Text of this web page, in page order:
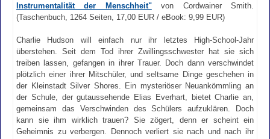
Instrumentalität der Menschheit"von Cordwainer Smith.
(Taschenbuch, 1264 Seiten, 17,00 EUR / eBook: 9,99 EUR)
Charlie Hudson will einfach nur ihr letztes High-School-Jahr
überstehen. Seit dem Tod ihrer Zwillingsschwester hat sie sich
treiben lassen, gefangen in ihrer Trauer. Doch dann verschwindet
plötzlich einer ihrer Mitschüler, und seltsame Dinge geschehen in
der Kleinstadt Silver Shores. Ein mysteriöser Neuankömmling an
der Schule, der gutaussehende Elias Everhart, bietet Charlie an,
gemeinsam das Verschwinden des Schülers aufzuklären. Doch
kann sie ihm wirklich trauen? Sie zögert, denn er scheint ein
Geheimnis zu verbergen. Dennoch verliert sie nach und nach ihr